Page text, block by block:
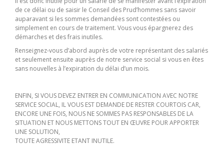
de ce délai ou de saisir le Conseil des Prud’hommes sans savoir
auparavant si les sommes demandées sont contestées ou
simplement en cours de traitement. Vous vous épargnerez des
démarches et des frais inutiles.
Renseignez-vous d’abord auprès de votre représentant des salariés
et seulement ensuite auprès de notre service social si vous en êtes
sans nouvelles à l’expiration du délai d’un mois.
ENFIN, SI VOUS DEVEZ ENTRER EN COMMUNICATION AVEC NOTRE
SERVICE SOCIAL, IL VOUS EST DEMANDE DE RESTER COURTOIS CAR,
ENCORE UNE FOIS, NOUS NE SOMMES PAS RESPONSABLES DE LA
SITUATION ET NOUS METTONS TOUT EN ŒUVRE POUR APPORTER
UNE SOLUTION,
TOUTE AGRESSIVITE ETANT INUTILE.